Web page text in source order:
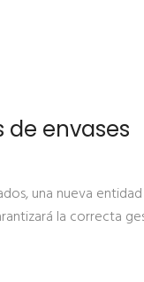
de envases
una nueva
la correcta